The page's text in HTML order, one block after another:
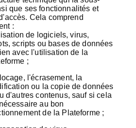
que ses fonctionnalités et
Cela comprend
:
de logiciels, virus,
scripts ou bases de données
avec l'utilisation de la
;
l'écrasement, la
ou la copie de données
d'autres contenus, sauf si cela
au bon
de la Plateforme ;